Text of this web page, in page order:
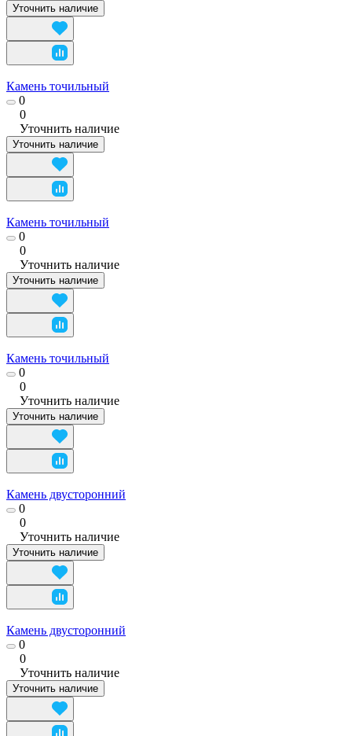
Уточнить наличие
Камень точильный
0
0
Уточнить наличие
Уточнить наличие
Камень точильный
0
0
Уточнить наличие
Уточнить наличие
Камень точильный
0
0
Уточнить наличие
Уточнить наличие
Камень двусторонний
0
0
Уточнить наличие
Уточнить наличие
Камень двусторонний
0
0
Уточнить наличие
Уточнить наличие